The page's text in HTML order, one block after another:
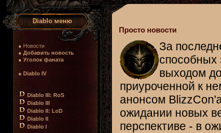
Diablo меню
● Новости
● Добавить новость
● Уголок фаната
● Diablo IV
Diablo III: RoS
Diablo III
Diablo II: LoD
Diablo II
Diablo I
Просто новости
За
способных
выходом
приуроченной к
анонсом
ожидании новых
перспективе - в